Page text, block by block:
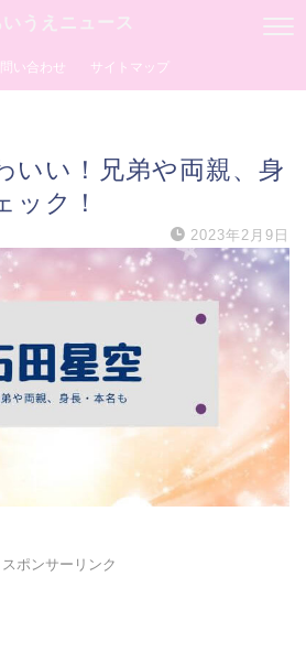
いうえニュース
い合わせ サイトマップ
いい！兄弟や両親、身
ック！
2023年2月9日
スポンサーリンク